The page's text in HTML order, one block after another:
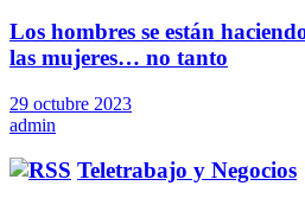
Los hombres se están
las mujeres… no tanto
29 octubre 2023
admin
Teletrabajo y Negocios